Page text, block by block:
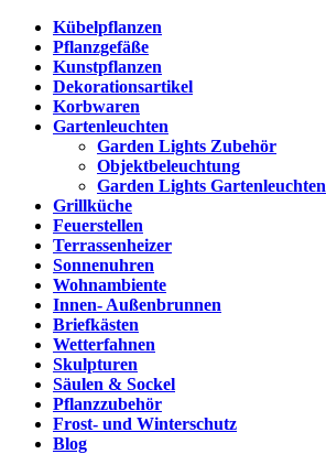
Kübelpflanzen
Pflanzgefäße
Kunstpflanzen
Dekorationsartikel
Korbwaren
Gartenleuchten
Garden Lights Zubehör
Objektbeleuchtung
Garden Lights Gartenleuchten
Grillküche
Feuerstellen
Terrassenheizer
Sonnenuhren
Wohnambiente
Innen- Außenbrunnen
Briefkästen
Wetterfahnen
Skulpturen
Säulen & Sockel
Pflanzzubehör
Frost- und Winterschutz
Blog